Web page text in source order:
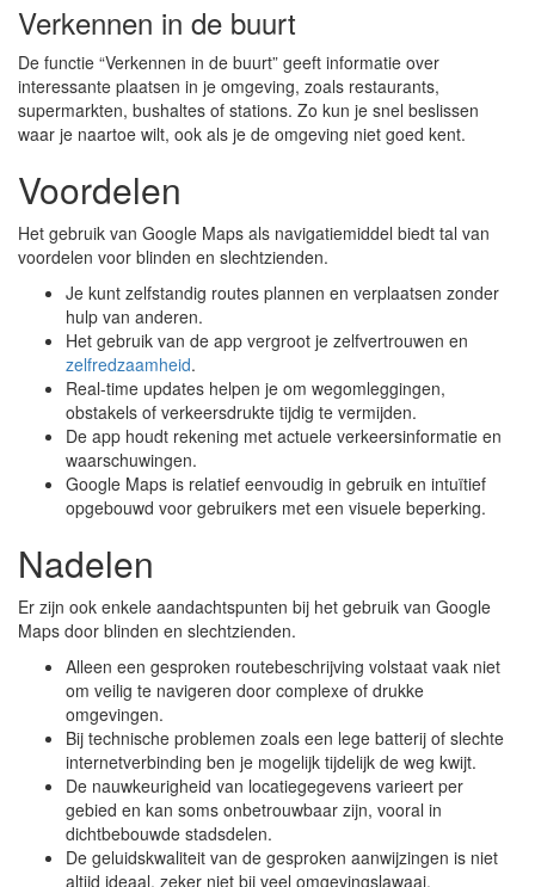
Verkennen in de buurt
De functie “Verkennen in de buurt” geeft informatie over
interessante plaatsen in je omgeving, zoals restaurants,
supermarkten, bushaltes of stations. Zo kun je snel beslissen
waar je naartoe wilt, ook als je de omgeving niet goed kent.
Voordelen
Het gebruik van Google Maps als navigatiemiddel biedt tal van
voordelen voor blinden en slechtzienden.
Je kunt zelfstandig routes plannen en verplaatsen zonder
hulp van anderen.
Het gebruik van de app vergroot je zelfvertrouwen en
zelfredzaamheid.
Real-time updates helpen je om wegomleggingen,
obstakels of verkeersdrukte tijdig te vermijden.
De app houdt rekening met actuele verkeersinformatie en
waarschuwingen.
Google Maps is relatief eenvoudig in gebruik en intuïtief
opgebouwd voor gebruikers met een visuele beperking.
Nadelen
Er zijn ook enkele aandachtspunten bij het gebruik van Google
Maps door blinden en slechtzienden.
Alleen een gesproken routebeschrijving volstaat vaak niet
om veilig te navigeren door complexe of drukke
omgevingen.
Bij technische problemen zoals een lege batterij of slechte
internetverbinding ben je mogelijk tijdelijk de weg kwijt.
De nauwkeurigheid van locatiegegevens varieert per
gebied en kan soms onbetrouwbaar zijn, vooral in
dichtbebouwde stadsdelen.
De geluidskwaliteit van de gesproken aanwijzingen is niet
altijd ideaal, zeker niet bij veel omgevingslawaai.